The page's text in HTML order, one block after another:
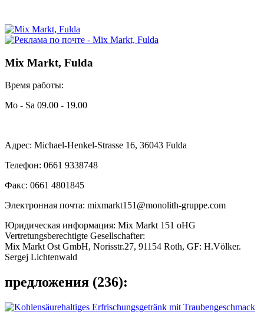
Mix Markt, Fulda
Время работы:
Mo - Sa 09.00 - 19.00
Адрес: Michael-Henkel-Strasse 16, 36043 Fulda
Телефон: 0661 9338748
Факс: 0661 4801845
Электронная почта: mixmarkt151@monolith-gruppe.com
Юридическая информация: Mix Markt 151 oHG
Vertretungsberechtigte Gesellschafter:
Mix Markt Ost GmbH, Norisstr.27, 91154 Roth, GF: H.Völker.
Sergej Lichtenwald
предложения (236):